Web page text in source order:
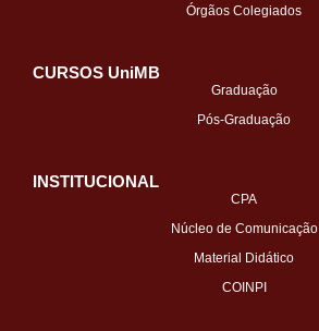
Órgãos Colegiados
CURSOS UniMB
Graduação
Pós-Graduação
INSTITUCIONAL
CPA
Núcleo de Comunicação
Material Didático
COINPI